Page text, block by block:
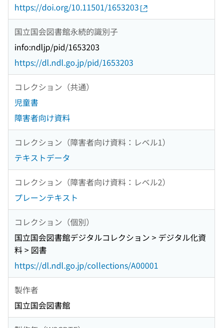
https://doi.org/10.11501/1653203
国立国会図書館永続的識別子
info:ndljp/pid/1653203
https://dl.ndl.go.jp/pid/1653203
コレクション（共通）
児童書
障害者向け資料
コレクション（障害者向け資料：レベル1）
テキストデータ
コレクション（障害者向け資料：レベル2）
プレーンテキスト
コレクション（個別）
国立国会図書館デジタルコレクション > デジタル化資
料 > 図書
https://dl.ndl.go.jp/collections/A00001
製作者
国立国会図書館